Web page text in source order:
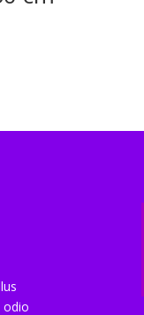
odio